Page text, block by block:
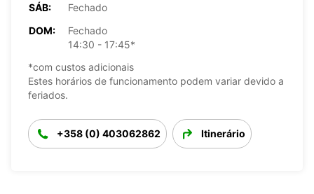
SÁB:
Fechado
DOM:
Fechado
14:30 - 17:45*
*com custos adicionais
Estes horários de funcionamento podem variar devido a
feriados.
+358 (0) 403062862 Itinerário